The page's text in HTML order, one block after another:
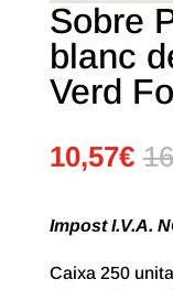
Sobre
blanc
Verd
10,57€
Impost I.V.A.
Caixa 250